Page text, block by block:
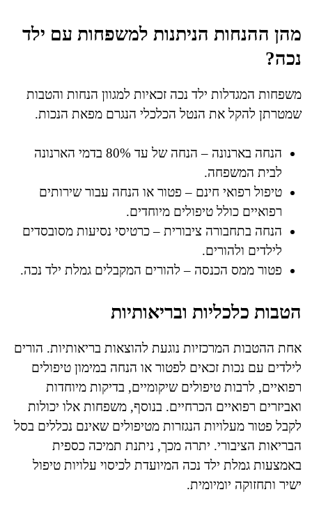
מהן ההנחות הניתנות למשפחות עם ילד
נכה?
משפחות המגדלות ילד נכה זכאיות למגוון הנחות והטבות
שמטרתן להקל את הנטל הכלכלי הנגרם מפאת הנכות.
הנחה בארנונה – הנחה של עד 80% בדמי הארנונה
לבית המשפחה.
טיפול רפואי חינם – פטור או הנחה עבור שירותים
רפואיים כולל טיפולים מיוחדים.
הנחה בתחבורה ציבורית – כרטיסי נסיעות מסובסדים
לילדים ולהורים.
פטור ממס הכנסה – להורים המקבלים גמלת ילד נכה.
הטבות כלכליות ובריאותיות
אחת ההטבות המרכזיות נוגעת להוצאות בריאותיות. הורים
לילדים עם נכות זכאים לפטור או הנחה במימון טיפולים
רפואיים, לרבות טיפולים שיקומיים, בדיקות מיוחדות
ואביזרים רפואיים הכרחיים. בנוסף, משפחות אלו יכולות
לקבל פטור מעלויות הנגזרות מטיפולים שאינם נכללים בסל
הבריאות הציבורי. יתרה מכך, ניתנת תמיכה כספית
באמצעות גמלת ילד נכה המיועדת לכיסוי עלויות טיפול
ישיר ותחזוקה יומיומית.